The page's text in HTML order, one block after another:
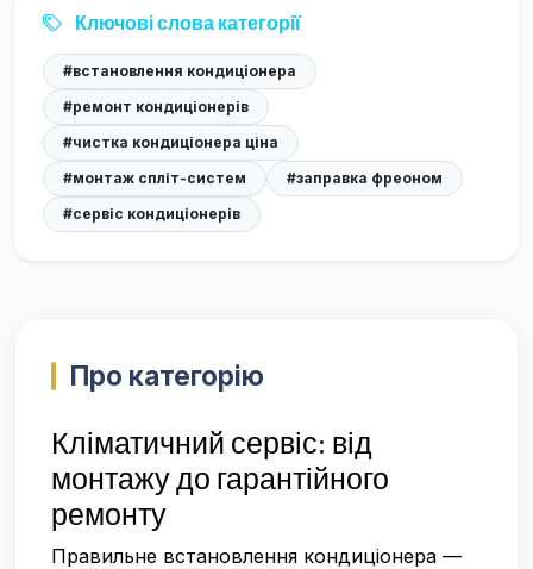
Ключові слова категорії
#встановлення кондиціонера
#ремонт кондиціонерів
#чистка кондиціонера ціна
#монтаж спліт-систем
#заправка фреоном
#сервіс кондиціонерів
Про категорію
Кліматичний сервіс: від
монтажу до гарантійного
ремонту
Правильне встановлення кондиціонера —